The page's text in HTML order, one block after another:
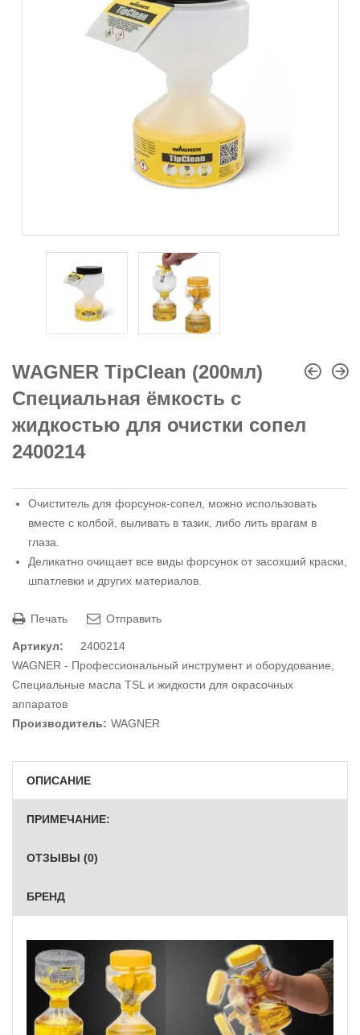
WAGNER TipClean (200мл)
Специальная ёмкость с
жидкостью для очистки сопел
2400214
Очиститель для форсунок-сопел, можно использовать
вместе с колбой, выливать в тазик, либо лить врагам в
глаза.
Деликатно очищает все виды форсунок от засохший краски,
шпатлевки и других материалов.
Печать Отправить
Артикул:
2400214
WAGNER - Профессиональный инструмент и оборудование
Специальные масла TSL и жидкости для окрасочных
аппаратов
Производитель: WAGNER
ОПИСАНИЕ
ПРИМЕЧАНИЕ:
ОТЗЫВЫ (0)
БРЕНД